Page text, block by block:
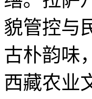
貌管控与
古朴韵味
西藏农业